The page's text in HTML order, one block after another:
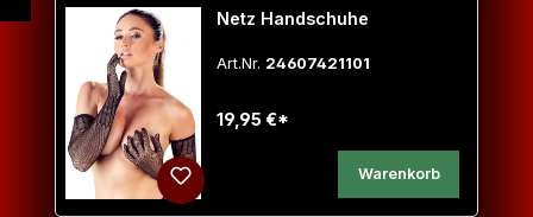
Netz Handschuhe
Art.Nr. 24607421101
19,95 €*
Warenkorb